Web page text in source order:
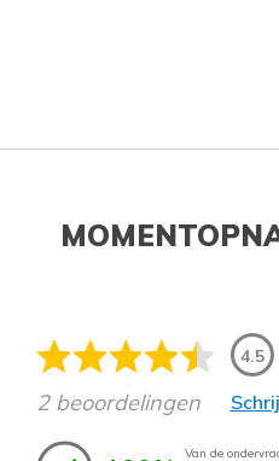
4.5
2 beoordelingen
Van de